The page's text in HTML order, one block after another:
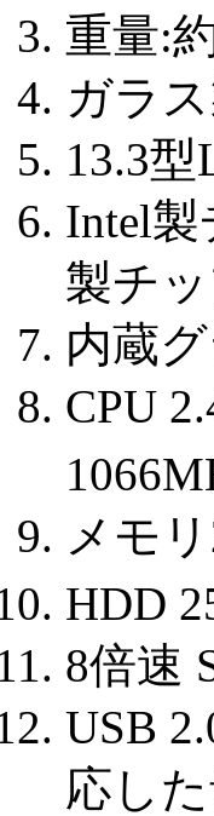
重量:
ガラ
13.3
Intel
製チ
内蔵
CPU
メモ
HDD
8倍速
USB
応し